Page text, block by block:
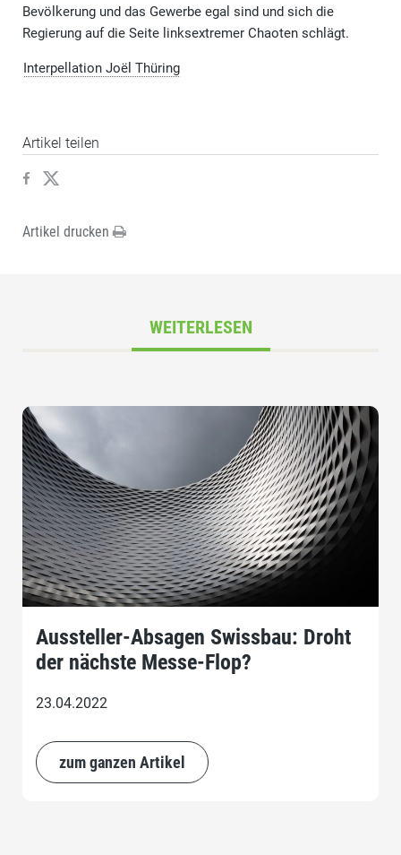
Bevölkerung und das Gewerbe egal sind und sich die
Regierung auf die Seite linksextremer Chaoten schlägt.
Interpellation Joël Thüring
Artikel teilen
Artikel drucken
WEITERLESEN
Aussteller-Absagen Swissbau: Droht
der nächste Messe-Flop?
23.04.2022
zum ganzen Artikel